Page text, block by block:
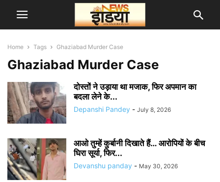
Home Tags Ghaziabad Murder Case
Ghaziabad Murder Case
दोस्तों ने उड़ाया था मजाक, फिर अपमान का
बदला लेने के...
Depanshi Pandey - July 8, 2026
आओ तुम्हें कुर्बानी दिखाते हैं… आरोपियों के बीच
घिरा सूर्या, फिर...
Devanshu panday - May 30, 2026